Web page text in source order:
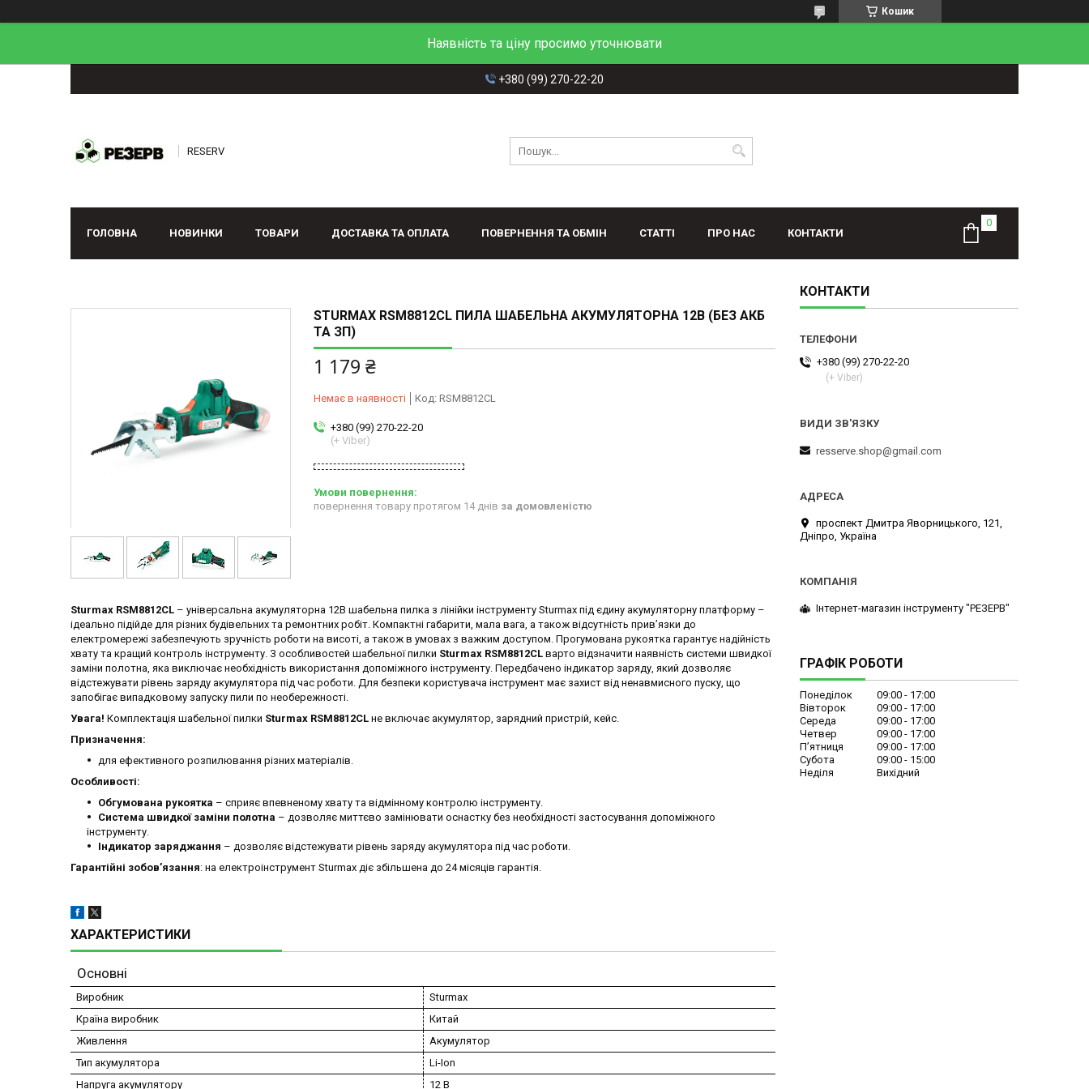
Кошик
Наявність та ціну просимо уточнювати
+380 (99) 270-22-20
RESERV
ГОЛОВНА НОВИНКИ ТОВАРИ ДОСТАВКА ТА ОПЛАТА ПОВЕРНЕННЯ ТА ОБМІН СТАТТІ ПРО НАС КОНТАКТИ
STURMAX RSM8812CL ПИЛА ШАБЕЛЬНА АКУМУЛЯТОРНА 12В (БЕЗ АКБ
ТА ЗП)
1 179 ₴
Немає в наявності Код: RSM8812CL
+380 (99) 270-22-20
(+ Viber)
повернення товару протягом 14 днів за домовленістю
Sturmax RSM8812CL – універсальна акумуляторна 12В шабельна пилка з лінійки інструменту Sturmax під єдину акумуляторну платформу –
ідеально підійде для різних будівельних та ремонтних робіт. Компактні габарити, мала вага, а також відсутність прив’язки до
електромережі забезпечують зручність роботи на висоті, а також в умовах з важким доступом. Прогумована рукоятка гарантує надійність
хвату та кращий контроль інструменту. З особливостей шабельної пилки Sturmax RSM8812CL варто відзначити наявність системи швидкої
заміни полотна, яка виключає необхідність використання допоміжного інструменту. Передбачено індикатор заряду, який дозволяє
відстежувати рівень заряду акумулятора під час роботи. Для безпеки користувача інструмент має захист від ненавмисного пуску, що
запобігає випадковому запуску пили по необережності.
Увага! Комплектація шабельної пилки Sturmax RSM8812CL не включає акумулятор, зарядний пристрій, кейс.
Призначення:
для ефективного розпилювання різних матеріалів.
Особливості:
Обгумована рукоятка – сприяє впевненому хвату та відмінному контролю інструменту.
Система швидкої заміни полотна – дозволяє миттєво замінювати оснастку без необхідності застосування допоміжного
інструменту.
Індикатор заряджання – дозволяє відстежувати рівень заряду акумулятора під час роботи.
Гарантійні зобов’язання: на електроінструмент Sturmax діє збільшена до 24 місяців гарантія.
ХАРАКТЕРИСТИКИ
Основні
Виробник
Sturmax
Країна виробник
Китай
Живлення
Акумулятор
Тип акумулятора
Li-Ion
Напруга акумулятору
12 В
КОНТАКТИ
+380 (99) 270-22-20
(+ Viber)
resserve.shop@gmail.com
проспект Дмитра Яворницького, 121,
Дніпро, Україна
Інтернет-магазин інструменту "РЕЗЕРВ"
ГРАФІК РОБОТИ
Понеділок 09:00
17:00
Вівторок
09:00
17:00
Середа
09:00
17:00
Четвер
09:00
17:00
Пʼятниця
09:00
17:00
Субота
09:00
15:00
Неділя
Вихідний